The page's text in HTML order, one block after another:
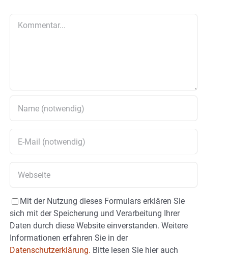
Mit der Nutzung dieses Formulars erklären Sie
sich mit der Speicherung und Verarbeitung Ihrer
Daten durch diese Website einverstanden. Weitere
Informationen erfahren Sie in der
Datenschutzerklärung. Bitte lesen Sie hier auch